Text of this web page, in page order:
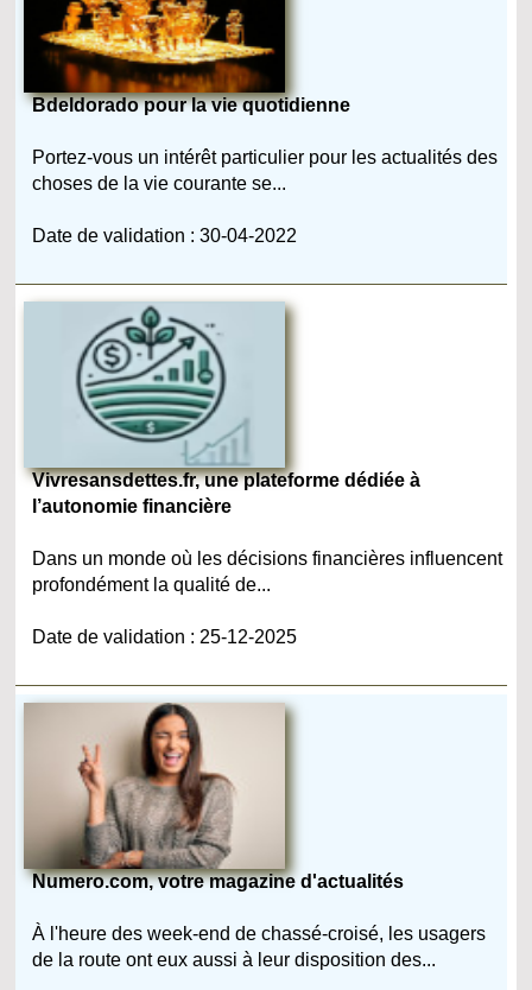
Bdeldorado pour la vie quotidienne
Portez-vous un intérêt particulier pour les actualités des
choses de la vie courante se...
Date de validation : 30-04-2022
Vivresansdettes.fr, une plateforme dédiée à
l’autonomie financière
Dans un monde où les décisions financières influencent
profondément la qualité de...
Date de validation : 25-12-2025
Numero.com, votre magazine d'actualités
À l'heure des week-end de chassé-croisé, les usagers
de la route ont eux aussi à leur disposition des...